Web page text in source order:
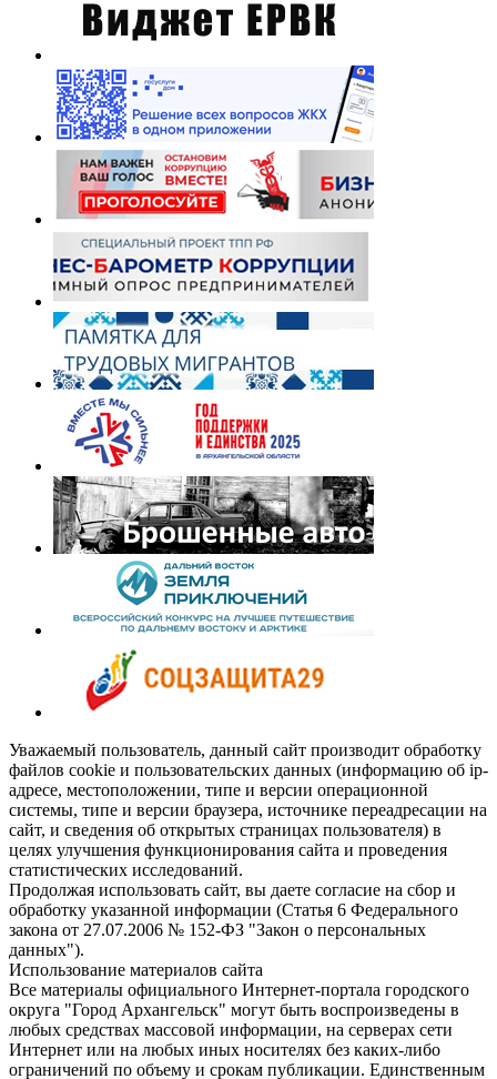
Уважаемый пользователь, данный сайт производит обработку
файлов cookie и пользовательских данных (информацию об ip-
адресе, местоположении, типе и версии операционной
системы, типе и версии браузера, источнике переадресации на
сайт, и сведения об открытых страницах пользователя) в
целях улучшения функционирования сайта и проведения
статистических исследований.
Продолжая использовать сайт, вы даете согласие на сбор и
обработку указанной информации (Статья 6 Федерального
закона от 27.07.2006 № 152-ФЗ "Закон о персональных
данных").
Использование материалов сайта
Все материалы официального Интернет-портала городского
округа "Город Архангельск" могут быть воспроизведены в
любых средствах массовой информации, на серверах сети
Интернет или на любых иных носителях без каких-либо
ограничений по объему и срокам публикации. Единственным